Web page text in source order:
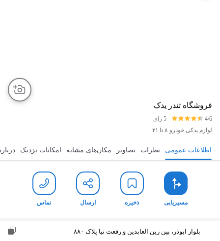
فروشگاه تندر یدک
4/6
5 رای
لوازم یدکی خودرو ۸ تا ۲۱
مسیریابی ذخیره ارسال تماس اطلاعات عمومی نظرات تصاویر مکان‌های مشابه امکانات نزدیک
مسیریابی ذخیره ارسال تماس
بلوار ابوذر، بین زین العابدین و رفعت نیا پلاک ۸۸۰